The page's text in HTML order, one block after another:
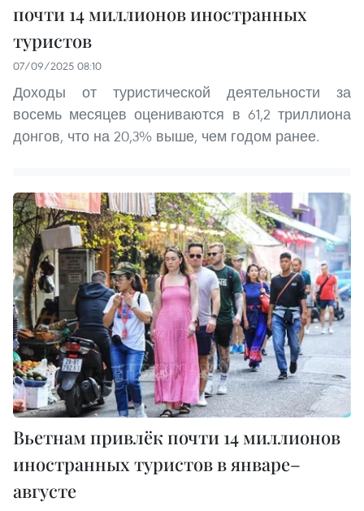
почти 14 миллионов иностранных
туристов
07/09/2025 08:10
Доходы от туристической деятельности за
восемь месяцев оцениваются в 61,2 триллиона
донгов, что на 20,3% выше, чем годом ранее.
Вьетнам привлёк почти 14 миллионов
иностранных туристов в январе–
августе